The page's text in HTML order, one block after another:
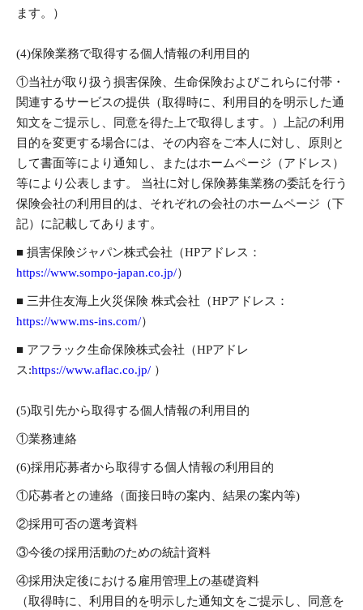
ます。）
(4)保険業務で取得する個人情報の利用目的
①当社が取り扱う損害保険、生命保険およびこれらに付帯・
関連するサービスの提供（取得時に、利用目的を明示した通
知文をご提示し、同意を得た上で取得します。）上記の利用
目的を変更する場合には、その内容をご本人に対し、原則と
して書面等により通知し、またはホームページ（アドレス）
等により公表します。 当社に対し保険募集業務の委託を行う
保険会社の利用目的は、それぞれの会社のホームページ（下
記）に記載してあります。
■ 損害保険ジャパン株式会社（HPアドレス：
https://www.sompo-japan.co.jp/）
■ 三井住友海上火災保険 株式会社（HPアドレス：
https://www.ms-ins.com/）
■ アフラック生命保険株式会社（HPアドレ
ス:https://www.aflac.co.jp/ ）
(5)取引先から取得する個人情報の利用目的
①業務連絡
(6)採用応募者から取得する個人情報の利用目的
①応募者との連絡（面接日時の案内、結果の案内等)
②採用可否の選考資料
③今後の採用活動のための統計資料
④採用決定後における雇用管理上の基礎資料
（取得時に、利用目的を明示した通知文をご提示し、同意を